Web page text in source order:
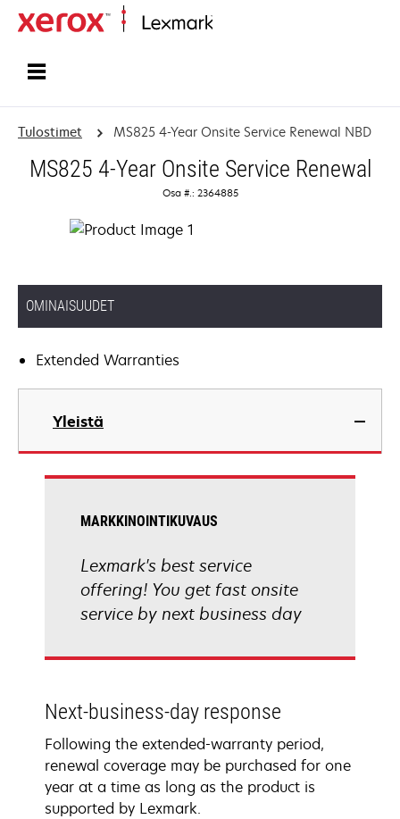
Tulostimet MS825 4-Year Onsite Service Renewal NBD
MS825 4-Year Onsite Service Renewal
Osa #.: 2364885
OMINAISUUDET
Extended Warranties
Yleistä
MARKKINOINTIKUVAUS
Lexmark's best service
offering! You get fast onsite
service by next business day
Next-business-day response
Following the extended-warranty period,
renewal coverage may be purchased for one
year at a time as long as the product is
supported by Lexmark.